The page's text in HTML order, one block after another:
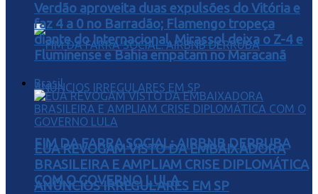
FIM DA FARRA SOCIAL: AIRBNB DERRUBA
ANÚNCIOS IRREGULARES EM SP
Verdão aproveita duas expulsões do Vitória e
faz 4 a 0 no Barradão; Flamengo tropeça
diante do Internacional, Mirassol deixa o Z-4 e
Fluminense e Bahia empatam no Maracanã
Brasil
EUA REVOGAM VISTO DA EMBAIXADORA
BRASILEIRA E AMPLIAM CRISE DIPLOMÁTICA
COM O GOVERNO LULA